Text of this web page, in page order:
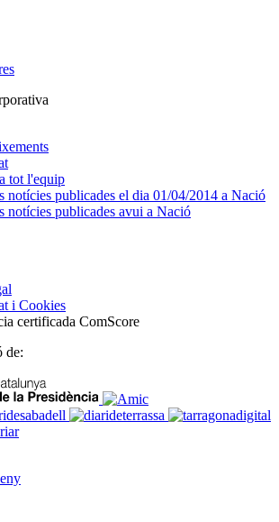
tot l'equip
notícies publicades el dia 01/04/2014 a Nació
notícies publicades avui a Nació
i Cookies
certificada ComScore
de: